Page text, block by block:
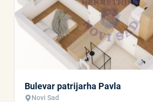
Bulevar patrijarha Pavla
Novi Sad